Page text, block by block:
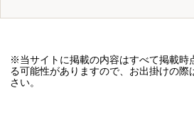
※当サイトに掲載の内容はすべて掲載時
る可能性がありますので、お出掛けの際
さい。